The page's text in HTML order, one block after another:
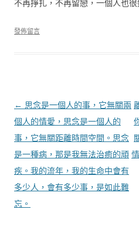
不再掙扎，不再留戀，一個人也很
發佈留言
文章導覽
← 思念是一個人的事，它無關兩
個人的情愛，思念是一個人的
事，它無關距離時間空間。思念
是一種病，那是我無法治癒的頑
疾。我的流年，我的生命中會有
多少人，會有多少事，是如此難
忘。